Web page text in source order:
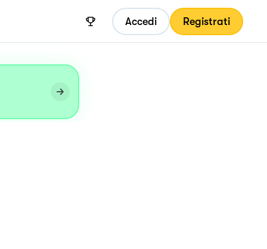
Accedi Registrati